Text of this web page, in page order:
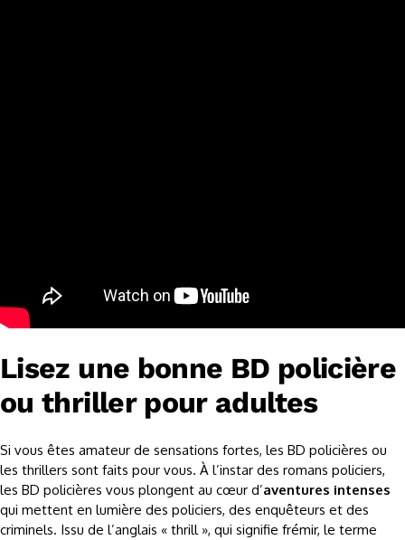
Lisez une bonne BD policière
ou thriller pour adultes
Si vous êtes amateur de sensations fortes, les BD policières ou
les thrillers sont faits pour vous. À l’instar des romans policiers,
les BD policières vous plongent au cœur d’aventures intenses
qui mettent en lumière des policiers, des enquêteurs et des
criminels. Issu de l’anglais « thrill », qui signifie frémir, le terme